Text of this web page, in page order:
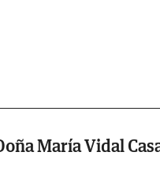
María Vidal